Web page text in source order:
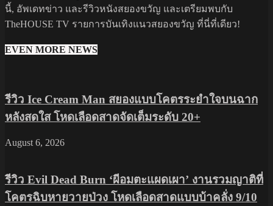
นี้, อัพเดทข่าว และรีวิวหนังสยองขวัญ และเตรียมพบกับ
TheHOUSE TV รายการบันเทิงแนวสยองขวัญ ที่นี่ที่เดียว!
EVEN MORE NEWS
รีวิว Ice Cream Man สยองแบบโคตรระยำใจบนฉาก
หลังสดใส โหดเลือดสาดจัดเต็มระดับ 20+
August 6, 2026
รีวิว Evil Dead Burn ‘ผีอมตะแผดเผา’ งานรวมญาติที่
โคตรฉิบหายวายป่วง โหดเลือดสาดแบบบ้าคลั่ง 9/10